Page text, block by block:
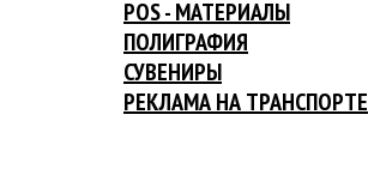
POS - МАТЕРИАЛЫ
ПОЛИГРАФИЯ
СУВЕНИРЫ
РЕКЛАМА НА ТРАНСПОРТЕ